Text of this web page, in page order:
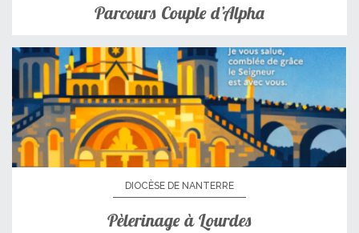
Parcours Couple d’Alpha
DIOCÈSE DE NANTERRE
Pèlerinage à Lourdes